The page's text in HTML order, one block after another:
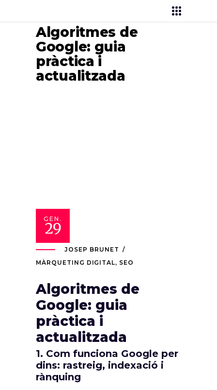
Algoritmes de
Google: guia
pràctica i
actualitzada
GEN.
29
JOSEP BRUNET
MÀRQUETING DIGITAL, SEO
Algoritmes de
Google: guia
pràctica i
actualitzada
1. Com funciona Google per
dins: rastreig, indexació i
rànquing